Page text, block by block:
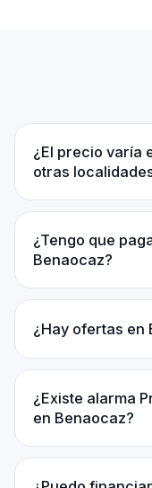
¿El precio varía
otras
¿Tengo que
Benaocaz?
¿Hay ofertas en
¿Existe alarma
en Benaocaz?